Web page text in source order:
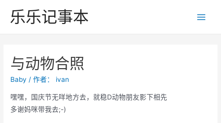
乐乐记事本
与动物合照
Baby / 作者： ivan
嘿嘿，国庆节无咩地方去，就稳D动物朋友影下相先
多谢妈咪带我去;-)